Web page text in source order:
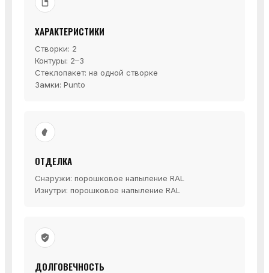
ХАРАКТЕРИСТИКИ
Створки: 2
Контуры: 2–3
Стеклопакет: на одной створке
Замки: Punto
ОТДЕЛКА
Снаружи: порошковое напыление RAL
Изнутри: порошковое напыление RAL
ДОЛГОВЕЧНОСТЬ